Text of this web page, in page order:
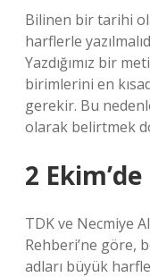
Bilinen bir tarihi
harflerle
Yazdığımız bir
birimlerini en
gerekir. Bu
olarak belirtmek
2 Ekim’de
TDK ve Necmiye
Rehberi’ne göre,
adları büyük